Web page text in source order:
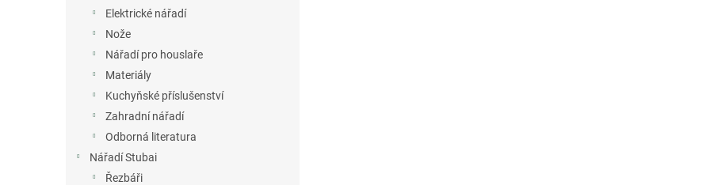
Elektrické nářadí
Nože
Nářadí pro houslaře
Materiály
Kuchyňské příslušenství
Zahradní nářadí
Odborná literatura
Nářadí Stubai
Řezbáři